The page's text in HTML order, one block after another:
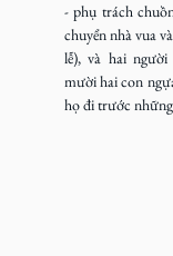
- phụ trách
chuyển nhà vua
lễ), và hai
mười hai con
họ đi trước